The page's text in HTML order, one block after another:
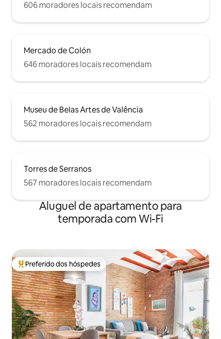
Valência. Caminhar ou andar de bicicleta
é uma ótima opção, pois tudo fica
estacionamento público da La Plaza de la
ao mesmo tempo, você encontrará toda
a vibração da cidade. Aguardamos por
avisar você.
606 moradores locais recomendam
Mercado de Colón
646 moradores locais recomendam
Museu de Belas Artes de Valência
562 moradores locais recomendam
Torres de Serranos
567 moradores locais recomendam
Aluguel de apartamento para
temporada com Wi-Fi
Entre os melhores preferidos dos hóspedes
Preferido dos hóspedes